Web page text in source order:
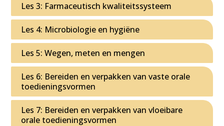
Les 3: Farmaceutisch kwaliteitssysteem
Les 4: Microbiologie en hygiëne
Les 5: Wegen, meten en mengen
Les 6: Bereiden en verpakken van vaste orale
toedieningsvormen
Les 7: Bereiden en verpakken van vloeibare
orale toedieningsvormen